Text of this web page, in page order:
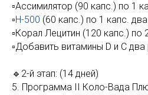
▫️Ассимилятор (90 капс.) по 1
▫️Н-500 (60 капс.) по 1 капс.
▫️Корал Лецитин (120 капс.) по
▫️Добавить витамины D и С два
🔹2-й этап: (14 дней)
5. Программа II Коло-Вада